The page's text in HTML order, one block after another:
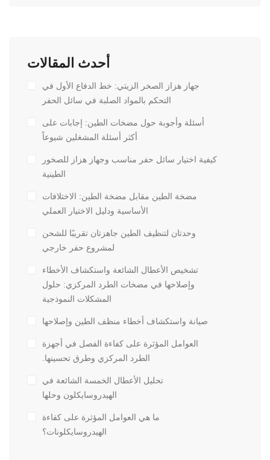
أحدث المقالات
جهاز هزاز الصخر الزيتي: خط الدفاع الأول في
التحكم بالمواد الصلبة في سائل الحفر
أسئلة وأجوبة حول مضخات الطين: إجابات على
أكثر أسئلة المشغلين شيوعاً
كيفية اختيار سائل حفر مناسب وجهاز هزاز للصخور
الطينية
مضخة الطين مقابل مضخة الطين: الاختلافات
الأساسية ودليل الاختيار العملي
وحدتان لتنظيف الطين جاهزتان تقريبًا للشحن
لمشروع حفر خارجي
تشخيص الأعطال الشائعة واستكشاف الأخطاء
وإصلاحها في مضخات الطرد المركزي: حلول
المشكلات النموذجية
صيانة واستكشاف أخطاء منظف الطين وإصلاحها
العوامل المؤثرة على كفاءة الفصل في أجهزة
الطرد المركزي وطرق تحسينها.
تحليل الأعطال الخمسة الشائعة في
الهيدروسايكلون وحلها
ما هي العوامل المؤثرة على كفاءة
الهيدروسايكلونات؟